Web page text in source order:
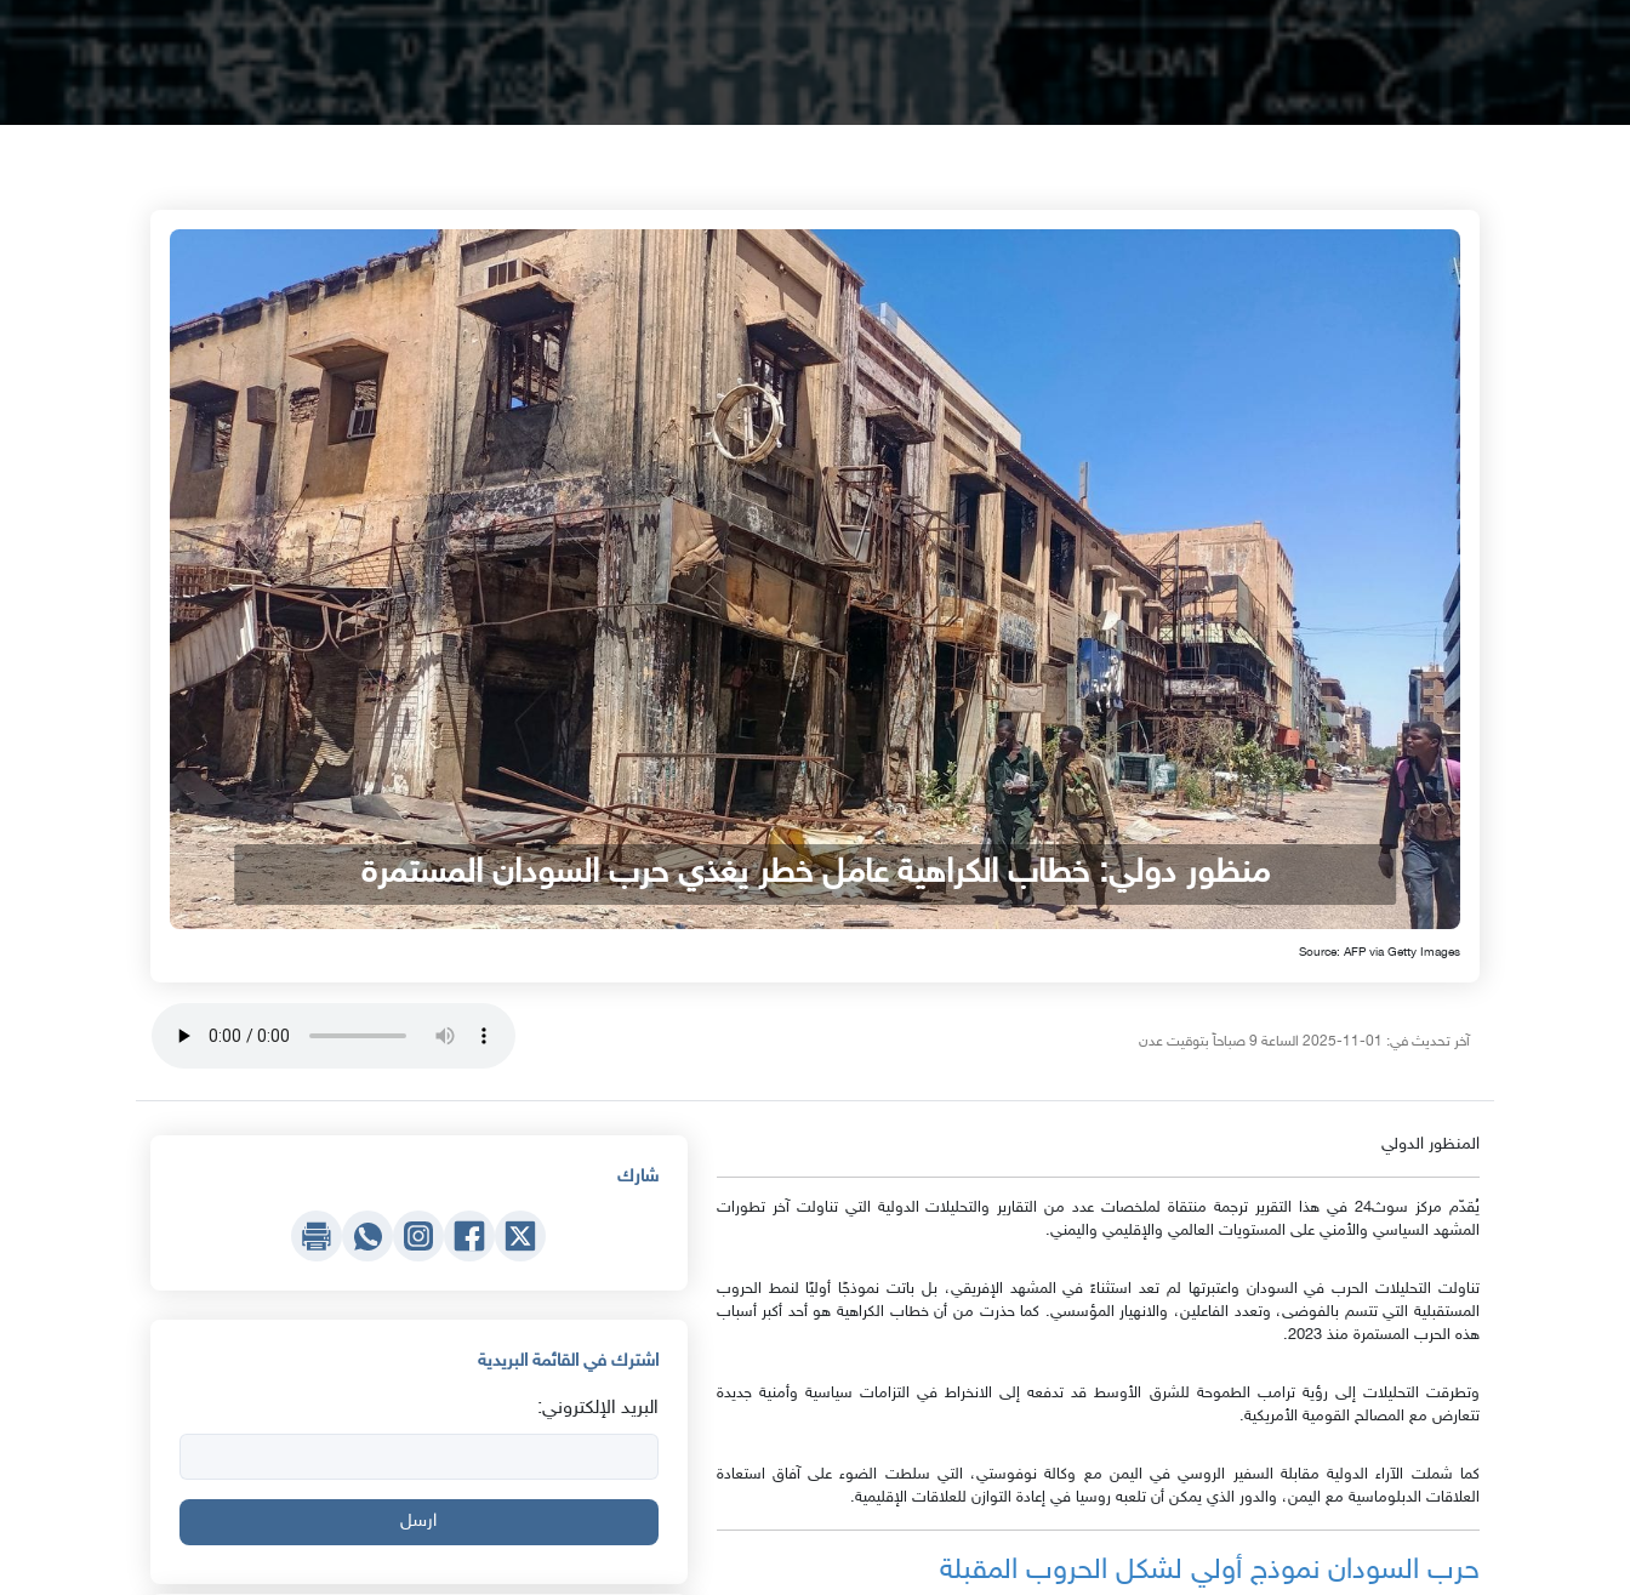
منظور دولي: خطاب الكراهية عامل خطر يغذي حرب السودان المستمرة
Source: AFP via Getty Images
آخر تحديث في: 01-11-2025 الساعة 9 صباحاً بتوقيت عدن
المنظور الدولي
يُقدّم مركز سوث24 في هذا التقرير ترجمة منتقاة لملخصات عدد من التقارير والتحليلات الدولية التي تناولت آخر تطورات
المشهد السياسي والأمني على المستويات العالمي والإقليمي واليمني.
تناولت التحليلات الحرب في السودان واعتبرتها لم تعد استثناءً في المشهد الإفريقي، بل باتت نموذجًا أوليًا لنمط الحروب
المستقبلية التي تتسم بالفوضى، وتعدد الفاعلين، والانهيار المؤسسي. كما حذرت من أن خطاب الكراهية هو أحد أكبر أسباب
هذه الحرب المستمرة منذ 2023.
وتطرقت التحليلات إلى رؤية ترامب الطموحة للشرق الأوسط قد تدفعه إلى الانخراط في التزامات سياسية وأمنية جديدة
تتعارض مع المصالح القومية الأمريكية.
كما شملت الآراء الدولية مقابلة السفير الروسي في اليمن مع وكالة نوفوستي، التي سلطت الضوء على آفاق استعادة
العلاقات الدبلوماسية مع اليمن، والدور الذي يمكن أن تلعبه روسيا في إعادة التوازن للعلاقات الإقليمية.
حرب السودان نموذج أولي لشكل الحروب المقبلة
شارك
اشترك في القائمة البريدية
البريد الإلكتروني:
ارسل